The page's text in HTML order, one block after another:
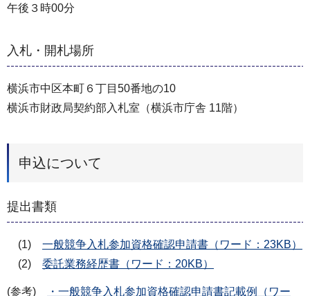
午後３時00分
入札・開札場所
横浜市中区本町６丁目50番地の10
横浜市財政局契約部入札室（横浜市庁舎 11階）
申込について
提出書類
(1) 一般競争入札参加資格確認申請書（ワード：23KB）
(2) 委託業務経歴書（ワード：20KB）
(参考)
・一般競争入札参加資格確認申請書記載例（ワー